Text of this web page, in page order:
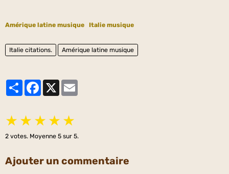
Amérique latine musique Italie musique
Italie citations. Amérique latine musique
PartagerFacebook
★ ★ ★ ★ ★
2 votes. Moyenne 5 sur 5.
Ajouter un commentaire